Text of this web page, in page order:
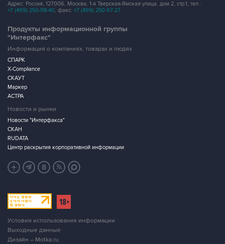
Адрес: Россия, 127006, Москва, 1-я Тверская-Ямская улица, дом 2, стр.1, тел.:
+7 (499) 250-98-40, факс: +7 (499) 250-97-27
Продукты информационной группы
"Интерфакс"
Информация о компаниях, товарах и людях
СПАРК
X-Compliance
СКАУТ
Маркер
АСТРА
Новости и рынки
Новости "Интерфакса"
СКАН
RUDATA
Центр раскрытия корпоративной информации
Условия использования информации
Выходные данные
Дизайн – Motka.ru